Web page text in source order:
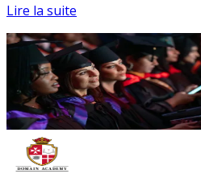
Lire la suite